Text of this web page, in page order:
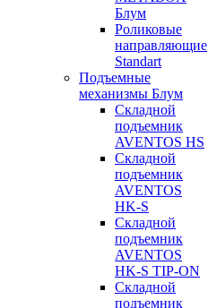
Блум
Роликовые
направляющие
Standart
Подъемные
механизмы Блум
Складной
подъемник
AVENTOS HS
Складной
подъемник
AVENTOS
HK-S
Складной
подъемник
AVENTOS
HK-S TIP-ON
Складной
подъемник